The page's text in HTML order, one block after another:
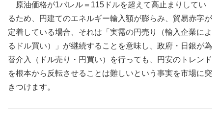
原油価格が1バレル＝115ドルを超えて高止まりしてい
るため、円建てのエネルギー輸入額が膨らみ、貿易赤字が
定着している場合、それは「実需の円売り（輸入企業によ
るドル買い）」が継続することを意味し、政府・日銀が為
替介入（ドル売り・円買い）を行っても、円安のトレンド
を根本から反転させることは難しいという事実を市場に突
きつけます。